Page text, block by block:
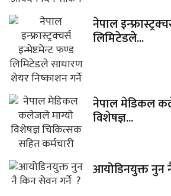
नेपाल
लिमिटेडले...
नेपाल मेडिकल
विशेषज्ञ...
आयोडिनयुक्त नुन